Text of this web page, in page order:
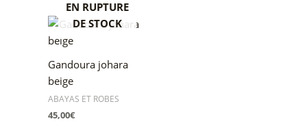
EN RUPTURE
DE STOCK
Gandoura johara
beige
ABAYAS ET ROBES
45,00€